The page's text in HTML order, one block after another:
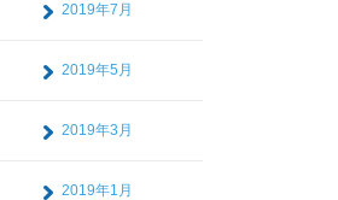
2019年7月
2019年5月
2019年3月
2019年1月